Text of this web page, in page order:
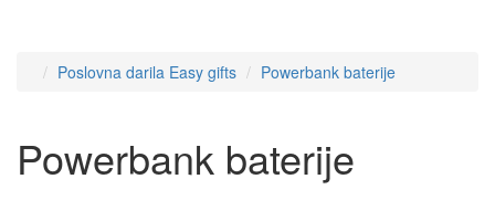
Poslovna darila Easy gifts Powerbank baterije
Powerbank baterije